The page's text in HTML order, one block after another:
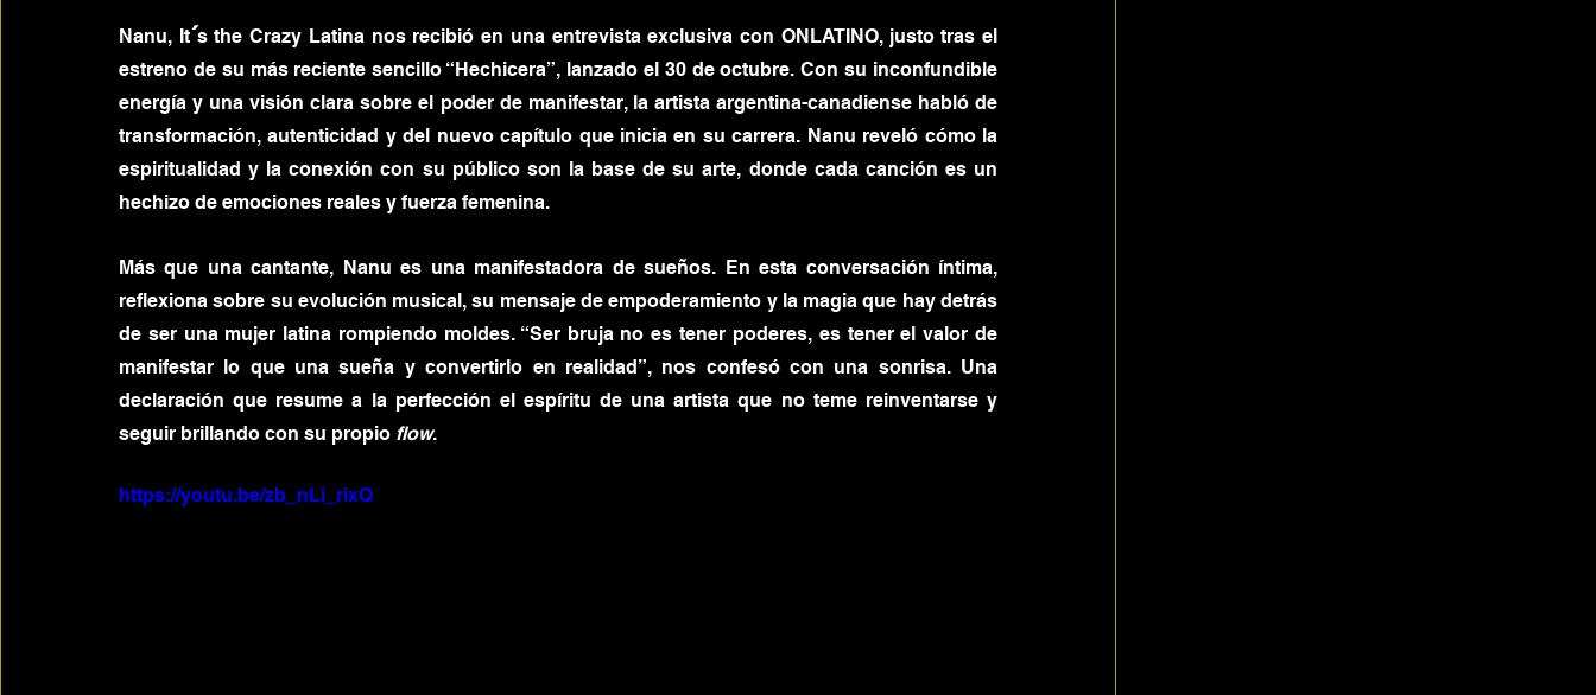
Nanu, It´s the Crazy Latina nos recibió en una entrevista exclusiva con ONLATINO, justo tras el
estreno de su más reciente sencillo “Hechicera”, lanzado el 30 de octubre. Con su inconfundible
energía y una visión clara sobre el poder de manifestar, la artista argentina-canadiense habló de
transformación, autenticidad y del nuevo capítulo que inicia en su carrera. Nanu reveló cómo la
espiritualidad y la conexión con su público son la base de su arte, donde cada canción es un
hechizo de emociones reales y fuerza femenina.
Más que una cantante, Nanu es una manifestadora de sueños. En esta conversación íntima,
reflexiona sobre su evolución musical, su mensaje de empoderamiento y la magia que hay detrás
de ser una mujer latina rompiendo moldes. “Ser bruja no es tener poderes, es tener el valor de
manifestar lo que una sueña y convertirlo en realidad”, nos confesó con una sonrisa. Una
declaración que resume a la perfección el espíritu de una artista que no teme reinventarse y
seguir brillando con su propio flow.
https://youtu.be/zb_nLi_rixQ